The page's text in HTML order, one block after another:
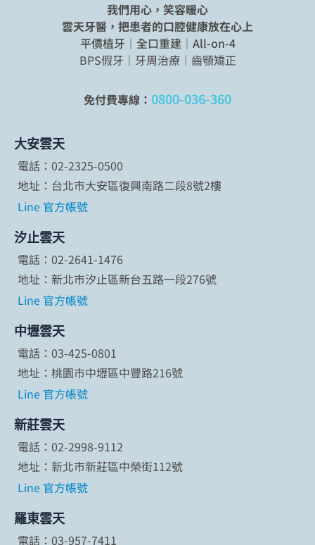
大安雲天
電話：02-2325-0500
地址：台北市大安區復興南路二段8號2樓
Line 官方帳號
汐止雲天
電話：02-2641-1476
地址：新北市汐止區新台五路一段276號
Line 官方帳號
中壢雲天
電話：03-425-0801
地址：桃園市中壢區中豐路216號
Line 官方帳號
新莊雲天
電話：02-2998-9112
地址：新北市新莊區中榮街112號
Line 官方帳號
羅東雲天
電話：03-957-7411
我們用心，笑容暖心
雲天牙醫，把患者的口腔健康放在心上
平價植牙｜全口重建｜All-on-4
BPS假牙｜牙周治療｜齒顎矯正
免付費專線： 0800-036-360